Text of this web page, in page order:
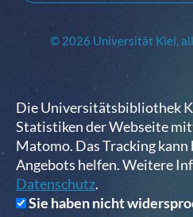
© 2026 Universität Kiel,
Die Universitätsbibliothek
Statistiken der Webseite
Matomo. Das Tracking
Angebots helfen. Weitere
Datenschutz.
Sie haben nicht